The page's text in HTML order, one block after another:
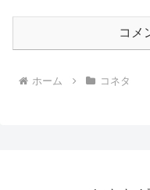
コメ
ホーム コネタ